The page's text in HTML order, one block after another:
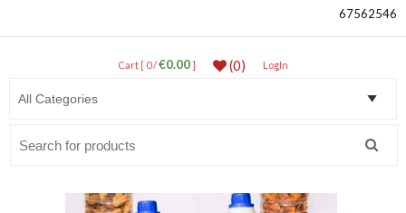
67562546
Cart [ 0 /€0.00] (0) LogIn